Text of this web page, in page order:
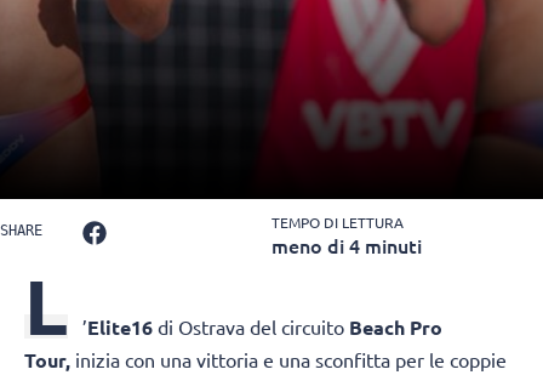
SHARE TEMPO DI LETTURA
meno di 4 minuti
L ’Elite16 di Ostrava del circuito Beach Pro
Tour, inizia con una vittoria e una sconfitta per le coppie